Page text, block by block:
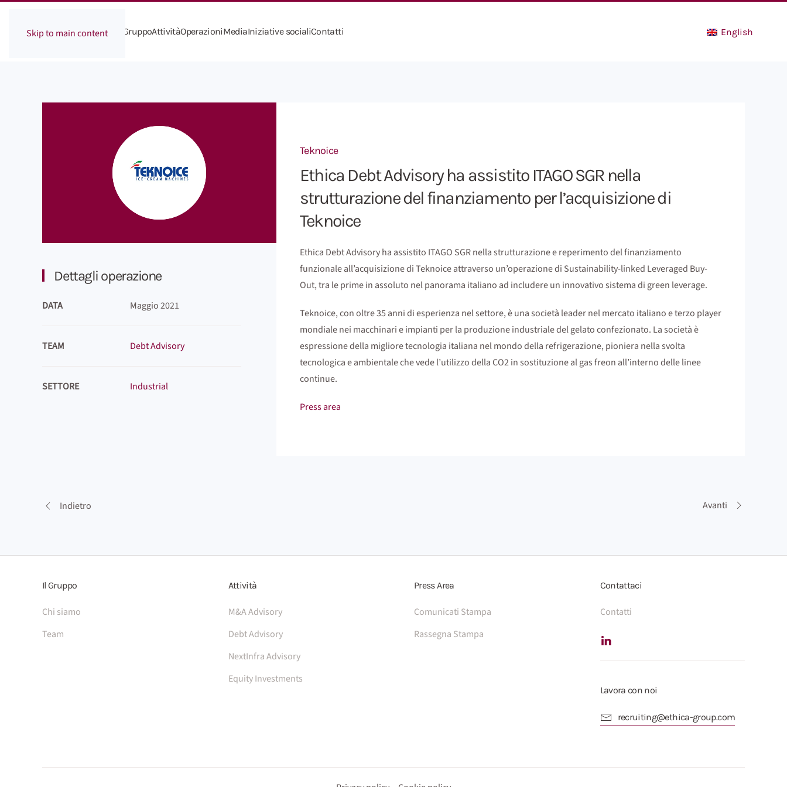
Skip to main content Il GruppoAttivitàOperazioniMediaIniziative socialiContatti English
Dettagli operazione
DATA Maggio 2021
TEAM Debt Advisory
SETTORE Industrial
Teknoice
Ethica Debt Advisory ha assistito ITAGO SGR nella
strutturazione del finanziamento per l’acquisizione di
Teknoice
Ethica Debt Advisory ha assistito ITAGO SGR nella strutturazione e reperimento del finanziamento
funzionale all’acquisizione di Teknoice attraverso un’operazione di Sustainability-linked Leveraged Buy-
Out, tra le prime in assoluto nel panorama italiano ad includere un innovativo sistema di green leverage.
Teknoice, con oltre 35 anni di esperienza nel settore, è una società leader nel mercato italiano e terzo player
mondiale nei macchinari e impianti per la produzione industriale del gelato confezionato. La società è
espressione della migliore tecnologia italiana nel mondo della refrigerazione, pioniera nella svolta
tecnologica e ambientale che vede l’utilizzo della CO2 in sostituzione al gas freon all’interno delle linee
continue.
Press area
Indietro Avanti
Il Gruppo
Chi siamo
Team
Attività
M&A Advisory
Debt Advisory
NextInfra Advisory
Equity Investments
Press Area
Comunicati Stampa
Rassegna Stampa
Contattaci
Contatti
Lavora con noi
recruiting@ethica-group.com